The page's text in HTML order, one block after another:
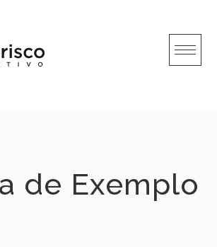
de Exemplo